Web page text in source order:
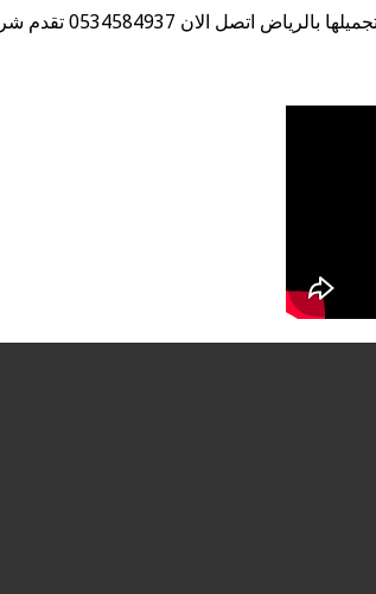
0534584937 تقدم شركتنا أفضل شركة قص …